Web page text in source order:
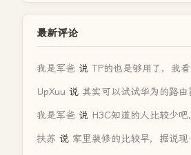
最新评论
我是军爸 说 TP的也是够用了，我
UpXuu 说 其实可以试试华为的路
我是军爸 说 H3C知道的人比较少
扶苏 说 家里装修的比较早，据说